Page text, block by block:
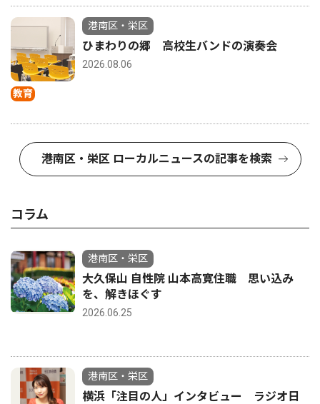
教育
港南区・栄区
ひまわりの郷 高校生バンドの演奏会
2026.08.06
港南区・栄区 ローカルニュースの記事を検索
コラム
港南区・栄区
大久保山 自性院 山本高寛住職 思い込み
を、解きほぐす
2026.06.25
港南区・栄区
横浜「注目の人」インタビュー ラジオ日